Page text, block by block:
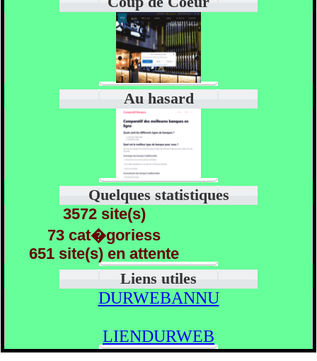
Au hasard
Quelques statistiques
3572 site(s)
73 cat�goriess
651 site(s) en attente
Liens utiles
DURWEBANNU
LIENDURWEB